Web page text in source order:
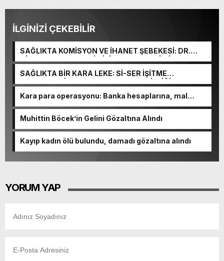
İLGİNİZİ ÇEKEBİLİR
SAĞLIKTA KOMİSYON VE İHANET ŞEBEKESİ: DR.
NİHAT URUÇ VE SEMİH İŞİTME MERKEZİ’NİN SGK
VURGUNU!
SAĞLIKTA BİR KARA LEKE: Sİ-SER İŞİTME
MERKEZLERİ VE MODERN UMUT TACİRLİĞİ
Kara para operasyonu: Banka hesaplarına, mal
Muhittin Böcek’in Gelini Gözaltına Alındı
Kayıp kadın ölü bulundu, damadı gözaltına alındı
YORUM YAP